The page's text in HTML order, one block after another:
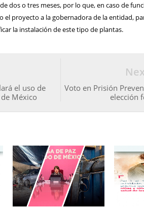
dos o tres meses, por lo que, en caso de
el proyecto a la gobernadora de la entidad,
la instalación de este tipo de plantas.
Voto en Prisión
elección
el uso de
México